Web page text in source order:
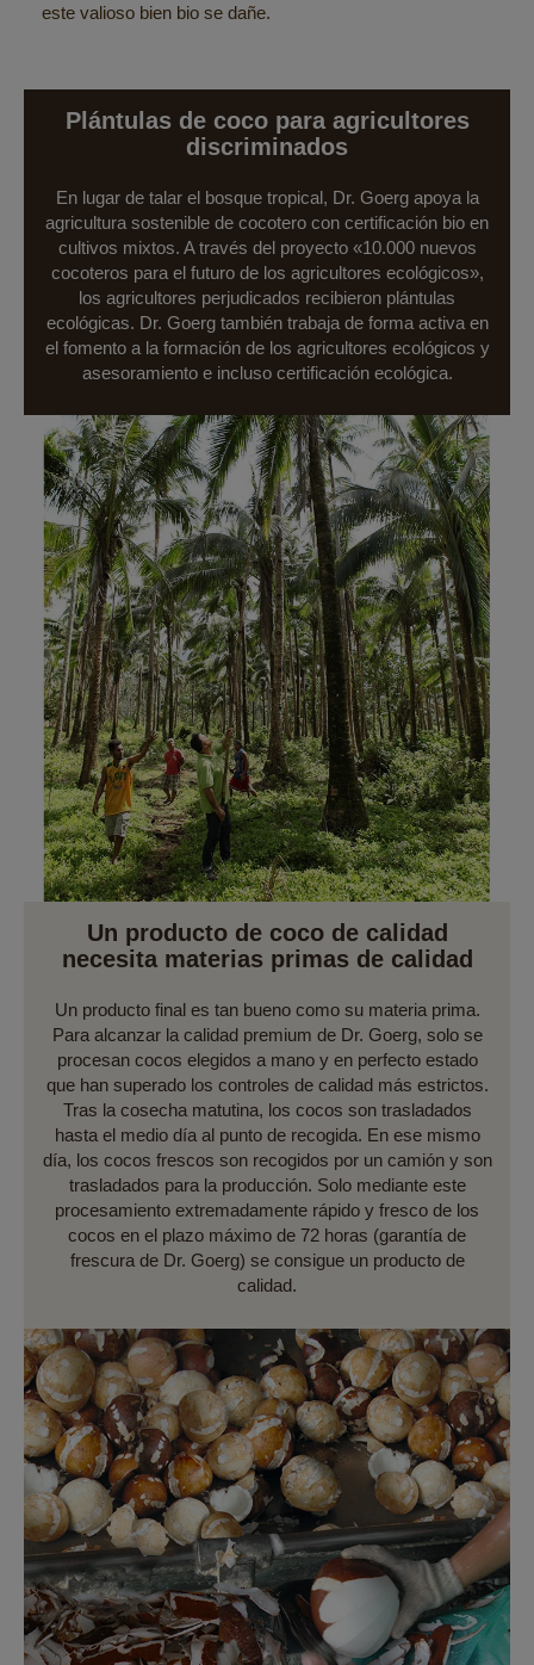
este valioso bien bio se dañe.
Plántulas de coco para agricultores
discriminados
En lugar de talar el bosque tropical, Dr. Goerg apoya la
agricultura sostenible de cocotero con certificación bio en
cultivos mixtos. A través del proyecto «10.000 nuevos
cocoteros para el futuro de los agricultores ecológicos»,
los agricultores perjudicados recibieron plántulas
ecológicas. Dr. Goerg también trabaja de forma activa en
el fomento a la formación de los agricultores ecológicos y
asesoramiento e incluso certificación ecológica.
Un producto de coco de calidad
necesita materias primas de calidad
Un producto final es tan bueno como su materia prima.
Para alcanzar la calidad premium de Dr. Goerg, solo se
procesan cocos elegidos a mano y en perfecto estado
que han superado los controles de calidad más estrictos.
Tras la cosecha matutina, los cocos son trasladados
hasta el medio día al punto de recogida. En ese mismo
día, los cocos frescos son recogidos por un camión y son
trasladados para la producción. Solo mediante este
procesamiento extremadamente rápido y fresco de los
cocos en el plazo máximo de 72 horas (garantía de
frescura de Dr. Goerg) se consigue un producto de
calidad.